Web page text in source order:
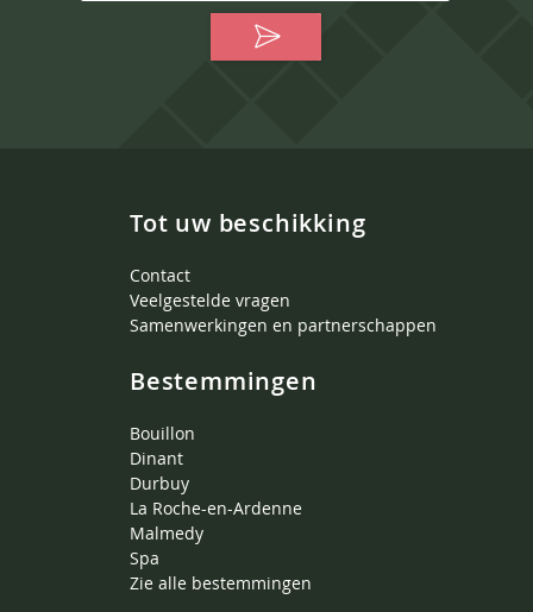
Tot uw beschikking
Contact
Veelgestelde vragen
Samenwerkingen en partnerschappen
Bestemmingen
Bouillon
Dinant
Durbuy
La Roche-en-Ardenne
Malmedy
Spa
Zie alle bestemmingen